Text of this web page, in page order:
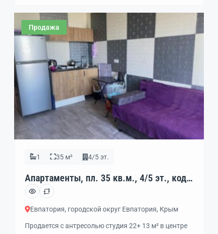
соседних помещения. В шаговой доступности
остановки общественного […]
Продажа
1 35 м² 4/5 эт.
Апартаменты, пл. 35 кв.м., 4/5 эт., код:
452703
Евпатория, городской округ Евпатория, Крым
Продается с антресолью студия 22+ 13 м² в центре